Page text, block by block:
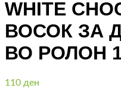
WHITE
ВОСОК ЗА
ВО РОЛОН
110 ден